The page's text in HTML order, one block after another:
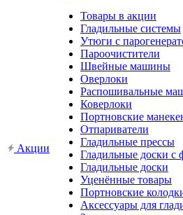
Акции
Товары в акции
Гладильные системы
Утюги с
Пароочистители
Швейные машины
Оверлоки
Распошивальные
Коверлоки
Портновские
Отпариватели
Гладильные прессы
Гладильные доски с
Гладильные доски
Уценённые товары
Портновские
Аксессуары для